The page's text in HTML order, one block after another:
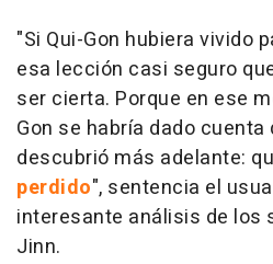
"Si Qui-Gon hubiera vivido
esa lección casi seguro
ser cierta. Porque en ese
Gon se habría dado cuenta
descubrió más adelante:
perdido", sentencia el
interesante análisis de los
Jinn.